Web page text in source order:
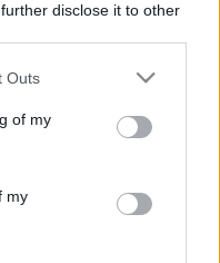
disclose it to other
one or more Google
You may click to
its third-party tags to
in below Google
Outs
of my
my
tudhatnak a WRC
volna már dolgozni az
eddig csak a Toyota állt
Landais aggódik is
nem is fog változni.